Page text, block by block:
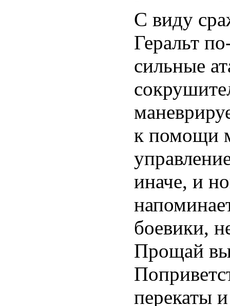
С виду
Геральт
сильные
к помощи
иначе, и
боевики,
Прощай
перекаты